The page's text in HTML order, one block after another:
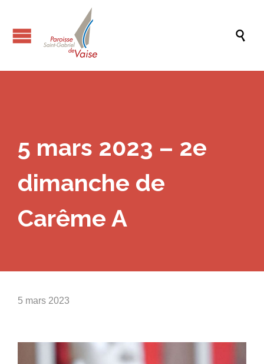

5 mars 2023 – 2e
dimanche de
Carême A
5 mars 2023